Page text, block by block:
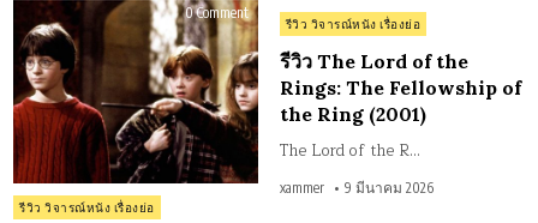
0 Commenton
รีวิว
Harry
Potter
and
the
Sorcerer’s
Stone
(2001)
แฮร์
รี่
พอต
เตอร์
Posted
รีวิว วิจารณ์หนัง เรื่องย่อ
the
Posted
in
รีวิว วิจารณ์หนัง เรื่องย่อ
รีวิว The Lord of the
Rings: The Fellowship of
the Ring (2001)
The Lord of the R…
xammer 9 มีนาคม 2026